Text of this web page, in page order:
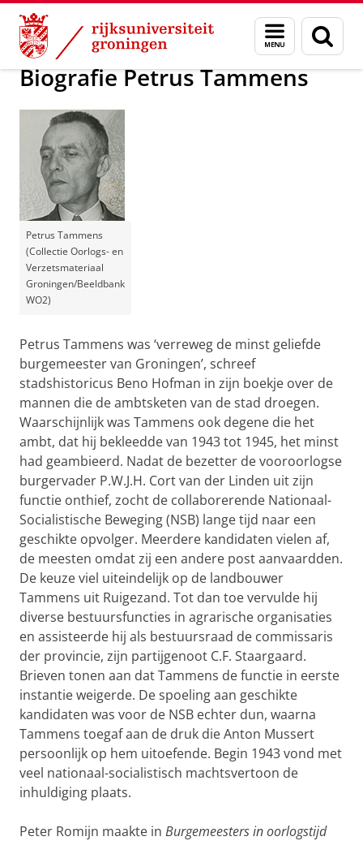
Skip
Content
Skip
Navigation
Menu
en
zoeken
Onderzoek Biografie Instituut
Biografie Petrus Tammens
Petrus Tammens
(Collectie Oorlogs- en
Verzetsmateriaal
Groningen/Beeldbank
WO2)
Petrus Tammens was ‘verreweg de minst geliefde
burgemeester van Groningen’, schreef
stadshistoricus Beno Hofman in zijn boekje over de
mannen die de ambtsketen van de stad droegen.
Waarschijnlijk was Tammens ook degene die het
ambt, dat hij bekleedde van 1943 tot 1945, het minst
had geambieerd. Nadat de bezetter de vooroorlogse
burgervader P.W.J.H. Cort van der Linden uit zijn
functie onthief, zocht de collaborerende Nationaal-
Socialistische Beweging (NSB) lange tijd naar een
geschikte opvolger. Meerdere kandidaten vielen af,
de meesten omdat zij een andere post aanvaardden.
De keuze viel uiteindelijk op de landbouwer
Tammens uit Ruigezand. Tot dan toe vervulde hij
diverse bestuursfuncties in agrarische organisaties
en assisteerde hij als bestuursraad de commissaris
der provincie, zijn partijgenoot C.F. Staargaard.
Brieven tonen aan dat Tammens de functie in eerste
instantie weigerde. De spoeling aan geschikte
kandidaten was voor de NSB echter dun, waarna
Tammens toegaf aan de druk die Anton Mussert
persoonlijk op hem uitoefende. Begin 1943 vond met
veel nationaal-socialistisch machtsvertoon de
inhuldiging plaats.
Peter Romijn maakte in Burgemeesters in oorlogstijd